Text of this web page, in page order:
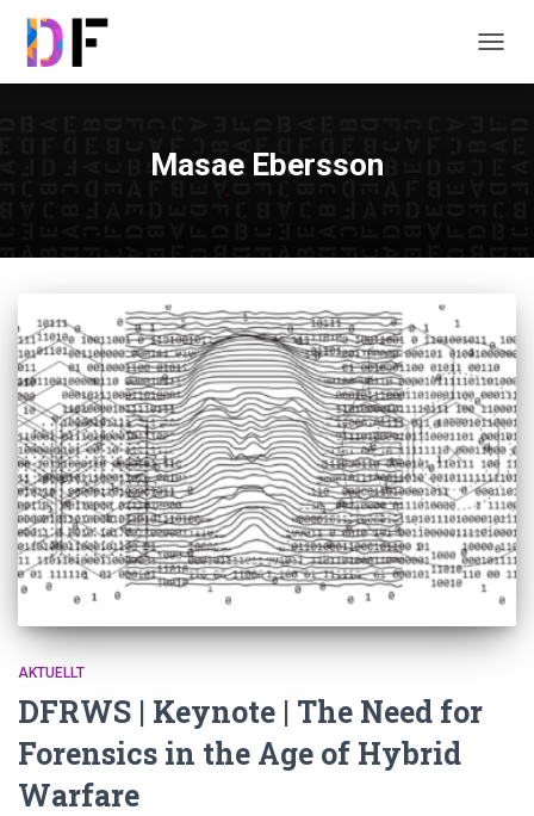
Masae Ebersson
AKTUELLT
DFRWS | Keynote | The Need for
Forensics in the Age of Hybrid
Warfare